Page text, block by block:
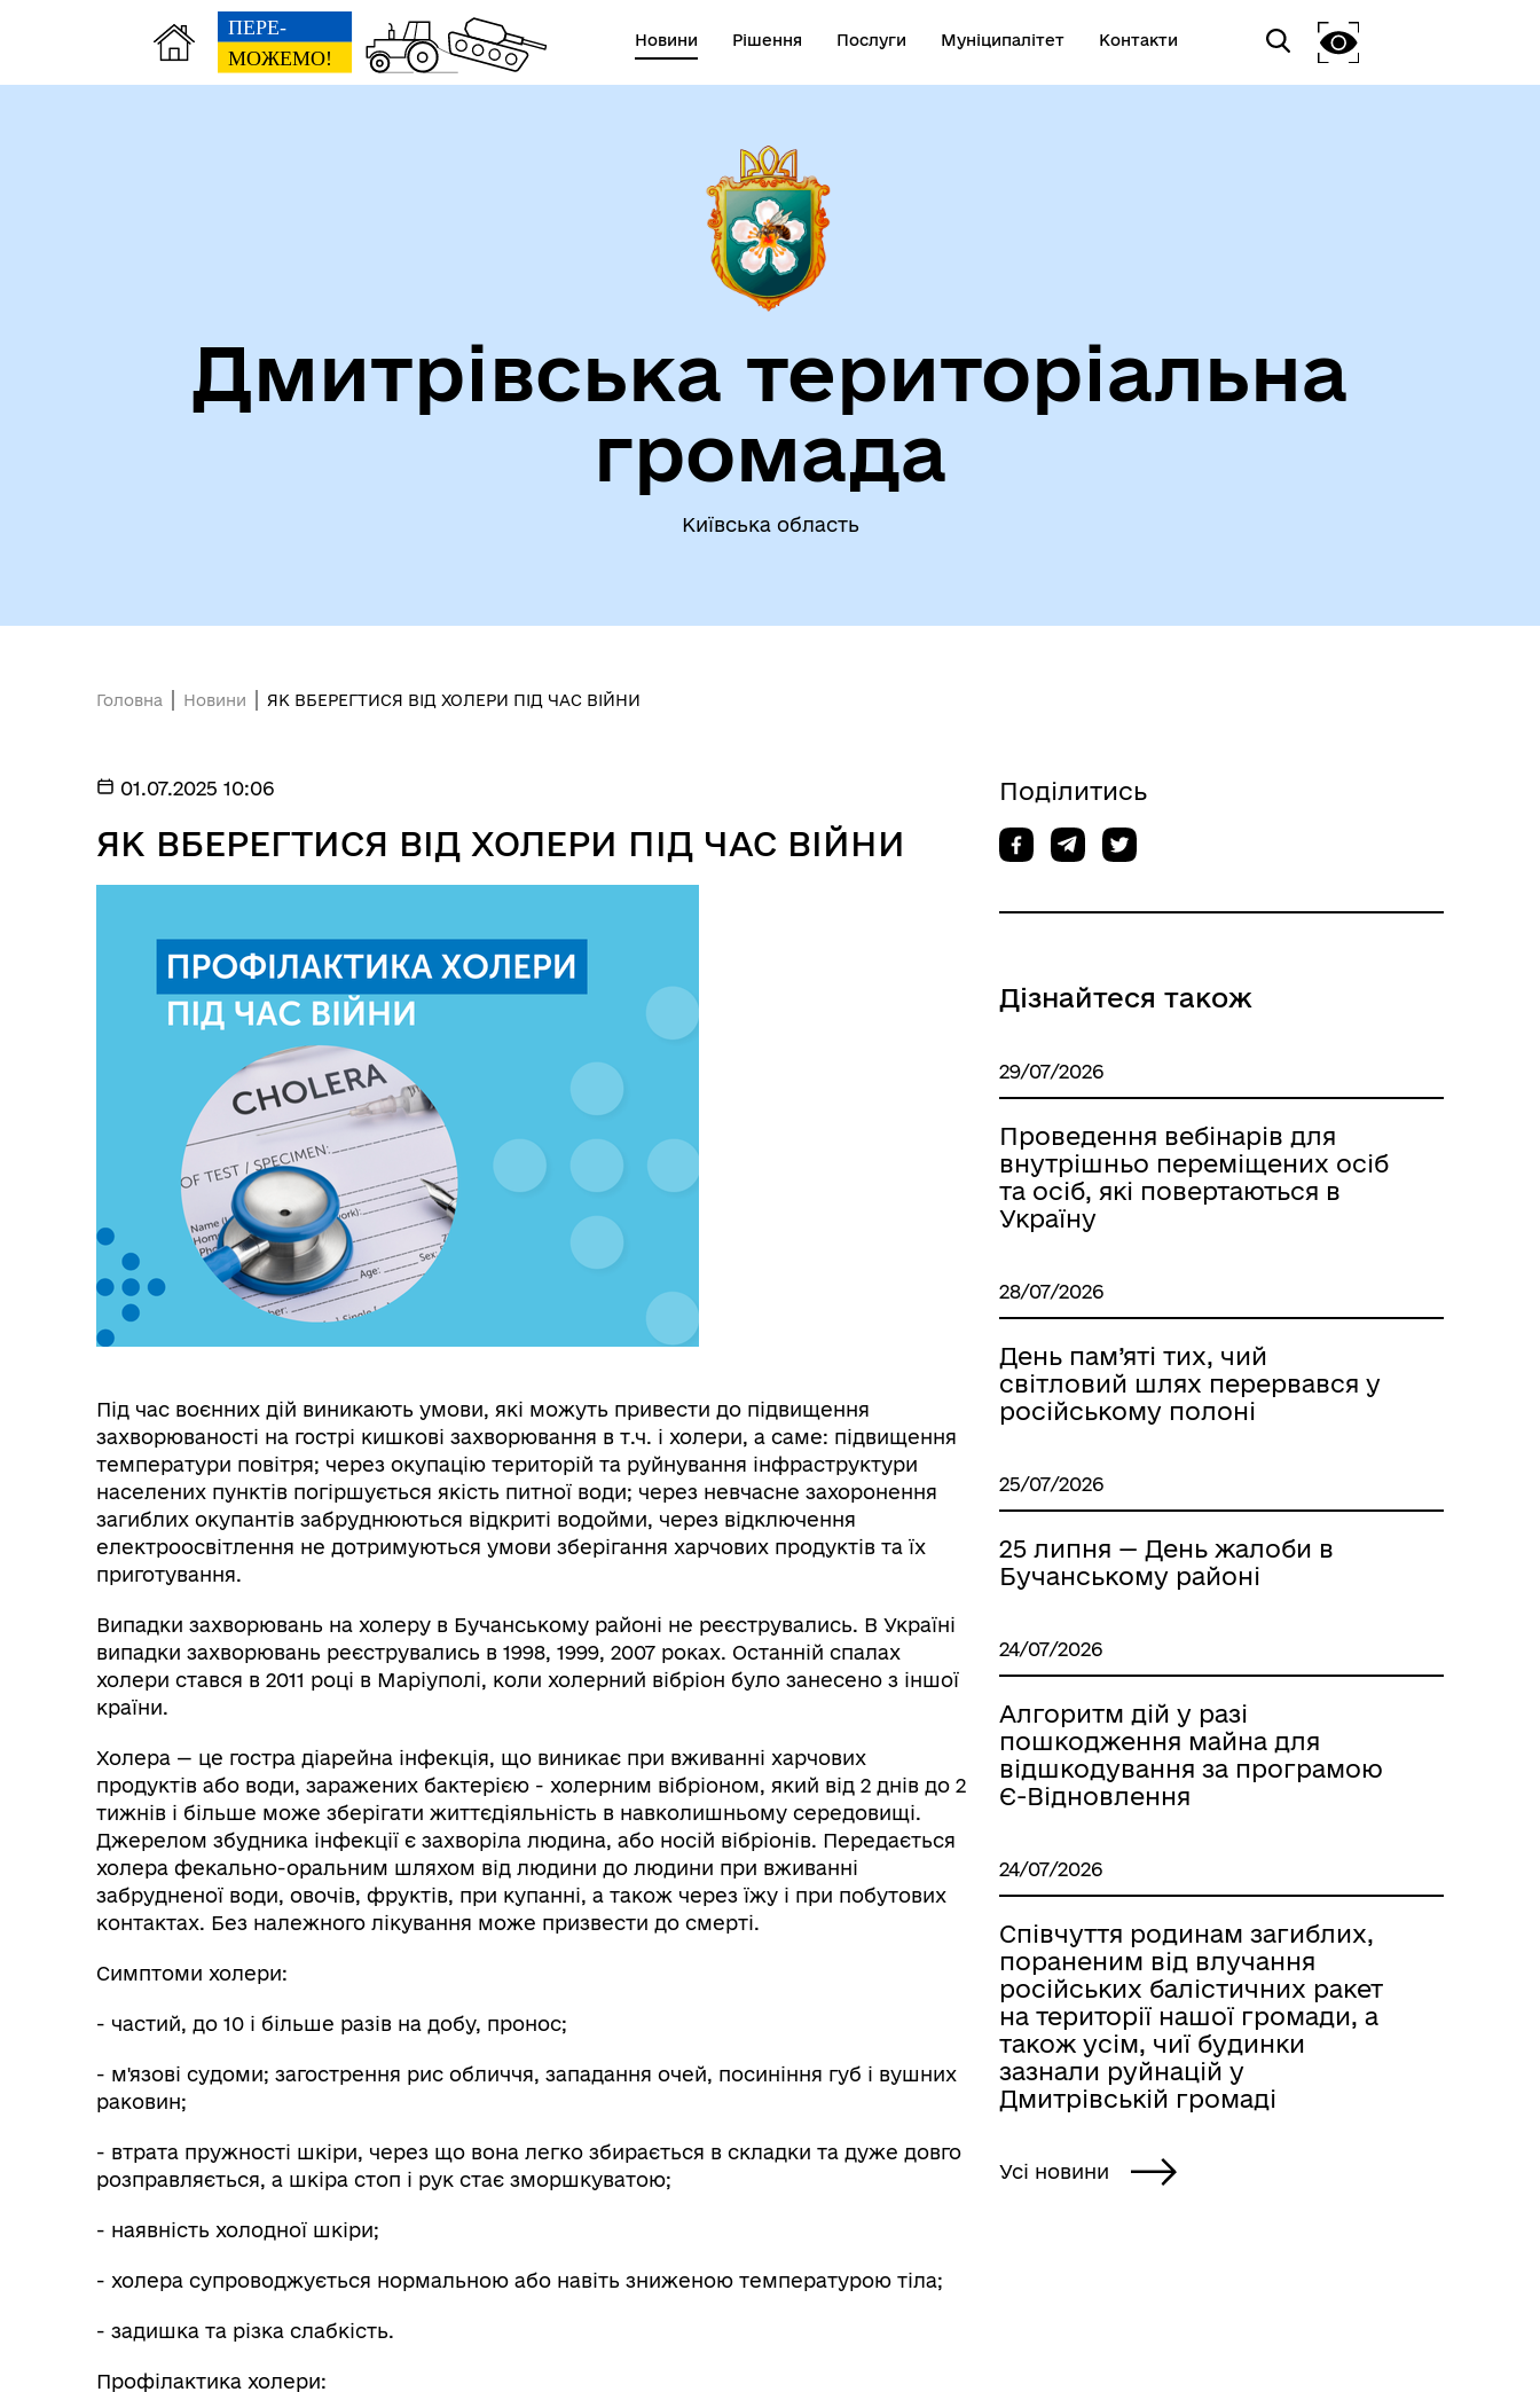
Новини Рішення Послуги Муніципалітет Контакти
Дмитрівська територіальна
громада
Київська область
Головна Новини ЯК ВБЕРЕГТИСЯ ВІД ХОЛЕРИ ПІД ЧАС ВІЙНИ
01.07.2025 10:06
ЯК ВБЕРЕГТИСЯ ВІД ХОЛЕРИ ПІД ЧАС ВІЙНИ
Під час воєнних дій виникають умови, які можуть привести до підвищення
захворюваності на гострі кишкові захворювання в т.ч. і холери, а саме: підвищення
температури повітря; через окупацію територій та руйнування інфраструктури
населених пунктів погіршується якість питної води; через невчасне захоронення
загиблих окупантів забруднюються відкриті водойми, через відключення
електроосвітлення не дотримуються умови зберігання харчових продуктів та їх
приготування.
Випадки захворювань на холеру в Бучанському районі не реєструвались. В Україні
випадки захворювань реєструвались в 1998, 1999, 2007 роках. Останній спалах
холери стався в 2011 році в Маріуполі, коли холерний вібріон було занесено з іншої
країни.
Холера — це гостра діарейна інфекція, що виникає при вживанні харчових
продуктів або води, заражених бактерією - холерним вібріоном, який від 2 днів до 2
тижнів і більше може зберігати життєдіяльність в навколишньому середовищі.
Джерелом збудника інфекції є захворіла людина, або носій вібріонів. Передається
холера фекально-оральним шляхом від людини до людини при вживанні
забрудненої води, овочів, фруктів, при купанні, а також через їжу і при побутових
контактах. Без належного лікування може призвести до смерті.
Симптоми холери:
- частий, до 10 і більше разів на добу, пронос;
- м'язові судоми; загострення рис обличчя, западання очей, посиніння губ і вушних
раковин;
- втрата пружності шкіри, через що вона легко збирається в складки та дуже довго
розправляється, а шкіра стоп і рук стає зморшкуватою;
- наявність холодної шкіри;
- холера супроводжується нормальною або навіть зниженою температурою тіла;
- задишка та різка слабкість.
Профілактика холери:
Поділитись
Дізнайтеся також
29/07/2026
Проведення вебінарів для
внутрішньо переміщених осіб
та осіб, які повертаються в
Україну
28/07/2026
День пам’яті тих, чий
світловий шлях перервався у
російському полоні
25/07/2026
25 липня — День жалоби в
Бучанському районі
24/07/2026
Алгоритм дій у разі
пошкодження майна для
відшкодування за програмою
Є-Відновлення
24/07/2026
Співчуття родинам загиблих,
пораненим від влучання
російських балістичних ракет
на території нашої громади, а
також усім, чиї будинки
зазнали руйнацій у
Дмитрівській громаді
Усі новини